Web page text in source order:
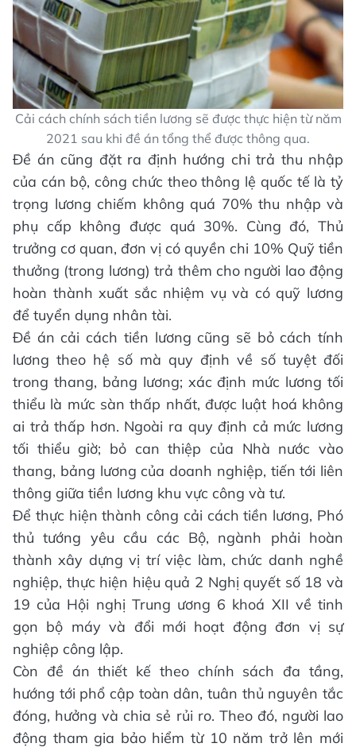
Cải cách chính sách tiền lương sẽ được thực hiện từ năm
2021 sau khi đề án tổng thể được thông qua.
Đề án cũng đặt ra định hướng chi trả thu nhập
của cán bộ, công chức theo thông lệ quốc tế là tỷ
trọng lương chiếm không quá 70% thu nhập và
phụ cấp không được quá 30%. Cùng đó, Thủ
trưởng cơ quan, đơn vị có quyền chi 10% Quỹ tiền
thưởng (trong lương) trả thêm cho người lao động
hoàn thành xuất sắc nhiệm vụ và có quỹ lương
để tuyển dụng nhân tài.
Đề án cải cách tiền lương cũng sẽ bỏ cách tính
lương theo hệ số mà quy định về số tuyệt đối
trong thang, bảng lương; xác định mức lương tối
thiểu là mức sàn thấp nhất, được luật hoá không
ai trả thấp hơn. Ngoài ra quy định cả mức lương
tối thiểu giờ; bỏ can thiệp của Nhà nước vào
thang, bảng lương của doanh nghiệp, tiến tới liên
thông giữa tiền lương khu vực công và tư.
Để thực hiện thành công cải cách tiền lương, Phó
thủ tướng yêu cầu các Bộ, ngành phải hoàn
thành xây dựng vị trí việc làm, chức danh nghề
nghiệp, thực hiện hiệu quả 2 Nghị quyết số 18 và
19 của Hội nghị Trung ương 6 khoá XII về tinh
gọn bộ máy và đổi mới hoạt động đơn vị sự
nghiệp công lập.
Còn đề án thiết kế theo chính sách đa tầng,
hướng tới phổ cập toàn dân, tuân thủ nguyên tắc
đóng, hưởng và chia sẻ rủi ro. Theo đó, người lao
động tham gia bảo hiểm từ 10 năm trở lên mới